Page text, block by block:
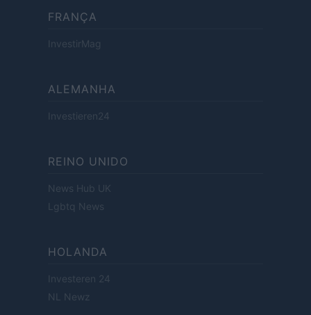
FRANÇA
InvestirMag
ALEMANHA
Investieren24
REINO UNIDO
News Hub UK
Lgbtq News
HOLANDA
Investeren 24
NL Newz